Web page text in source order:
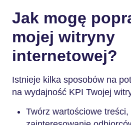
Jak mogę
mojej witryny
internetowej?
Istnieje kilka sposobów na
na wydajność KPI Twojej
Twórz wartościowe